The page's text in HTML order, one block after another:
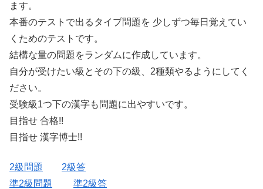
ます。
本番のテストで出るタイプ問題を 少しずつ毎日覚えてい
くためのテストです。
結構な量の問題をランダムに作成しています。
自分が受けたい級とその下の級、2種類やるようにしてく
ださい。
受験級1つ下の漢字も問題に出やすいです。
目指せ 合格!!
目指せ 漢字博士!!
2級問題
2級答
準2級問題
準2級答